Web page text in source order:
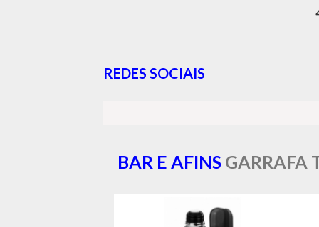
REDES SOCIAIS
BAR E AFINS GARRAFA